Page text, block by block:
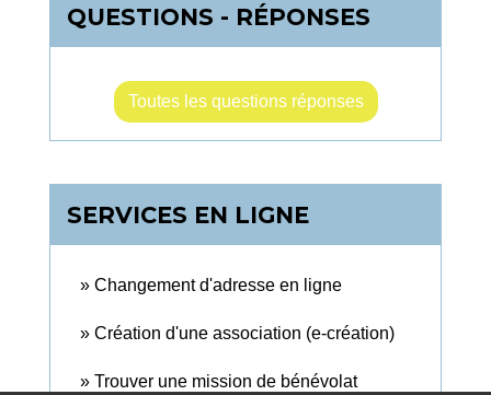
QUESTIONS - RÉPONSES
Toutes les questions réponses
SERVICES EN LIGNE
Changement d'adresse en ligne
Création d'une association (e-création)
Trouver une mission de bénévolat